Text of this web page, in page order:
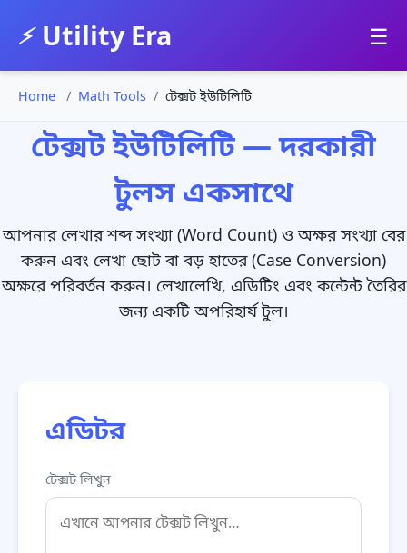
⚡ Utility Era ☰
Home Math Tools টেক্সট ইউটিলিটি
টেক্সট ইউটিলিটি — দরকারী
টুলস একসাথে
আপনার লেখার শব্দ সংখ্যা (Word Count) ও অক্ষর সংখ্যা বের
করুন এবং লেখা ছোট বা বড় হাতের (Case Conversion)
অক্ষরে পরিবর্তন করুন। লেখালেখি, এডিটিং এবং কন্টেন্ট তৈরির
জন্য একটি অপরিহার্য টুল।
এডিটর
টেক্সট লিখুন